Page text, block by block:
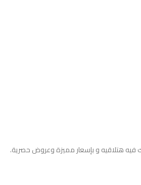
هتلاقيه و بإسعار مميزة وعروض حصرية.